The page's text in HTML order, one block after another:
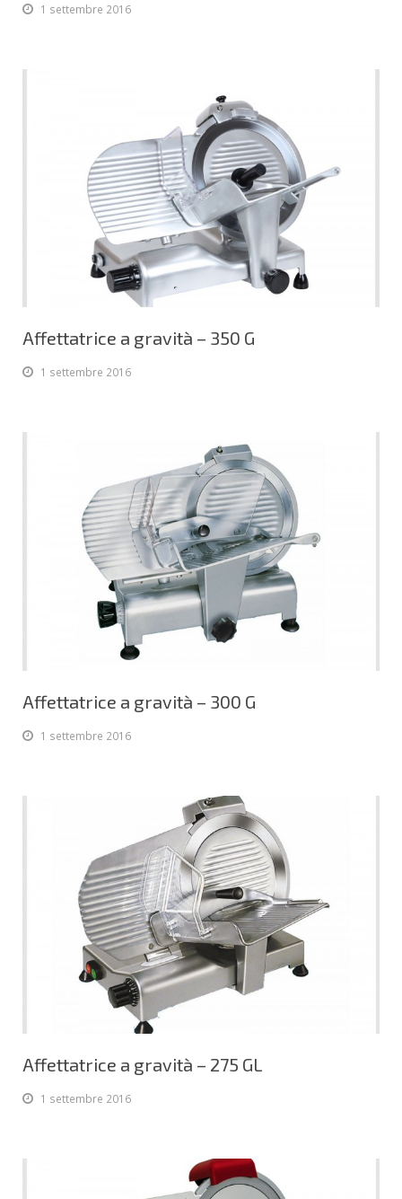
1 settembre 2016
Affettatrice a gravità – 350 G
1 settembre 2016
Affettatrice a gravità – 300 G
1 settembre 2016
Affettatrice a gravità – 275 GL
1 settembre 2016